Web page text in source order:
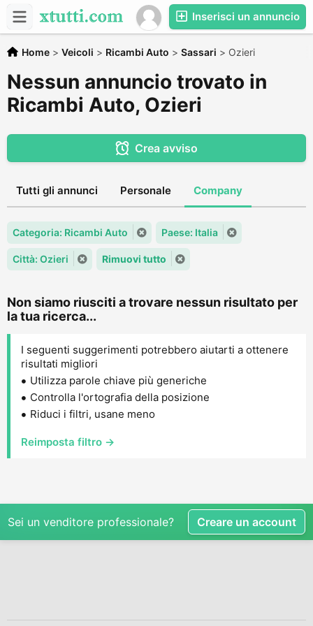
Inserisci un annuncio
Home > Veicoli > Ricambi Auto > Sassari > Ozieri
Nessun annuncio trovato in
Ricambi Auto, Ozieri
Crea avviso
Tutti gli annunci Personale Company
Categoria: Ricambi Auto Paese: Italia
Città: Ozieri Rimuovi tutto
Non siamo riusciti a trovare nessun risultato per
la tua ricerca...
I seguenti suggerimenti potrebbero aiutarti a ottenere
risultati migliori
Utilizza parole chiave più generiche
Controlla l'ortografia della posizione
Riduci i filtri, usane meno
Reimposta filtro →
Sei un venditore professionale? Creare un account